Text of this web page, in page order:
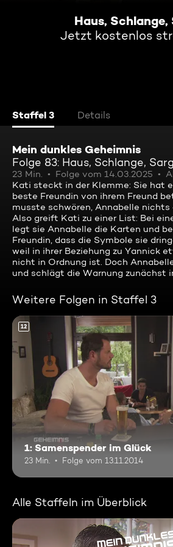
Haus, Schlange,
Jetzt kostenlos
Staffel 3 Details
Mein dunkles Geheimnis
Folge 83: Haus, Schlange, Sarg
23 Min. Folge vom 14.03.2025
Kati steckt in der Klemme: Sie hat
beste Freundin von ihrem Freund
musste schwören, Annabelle nichts
Also greift Kati zu einer List: Bei
legt sie Annabelle die Karten und
Freundin, dass die Symbole sie
weil in ihrer Beziehung zu Yannick
nicht in Ordnung ist. Doch
und schlägt die Warnung zunächst
Weitere Folgen in Staffel 3
12
1: Samenspender im Glück
23 Min. Folge vom 13.11.2014
Alle Staffeln im Überblick